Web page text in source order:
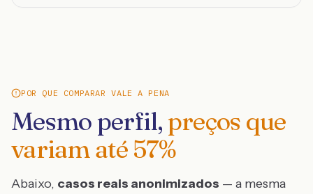
POR QUE COMPARAR VALE A PENA
Mesmo perfil, preços que
variam até 57%
Abaixo, casos reais anonimizados — a mesma